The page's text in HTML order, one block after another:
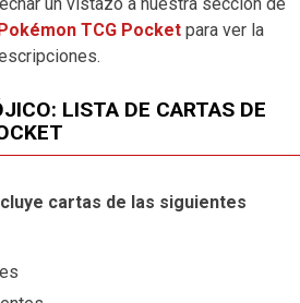
un vistazo a nuestra sección de
TCG Pocket para ver la
LISTA DE CARTAS DE
cartas de las siguientes